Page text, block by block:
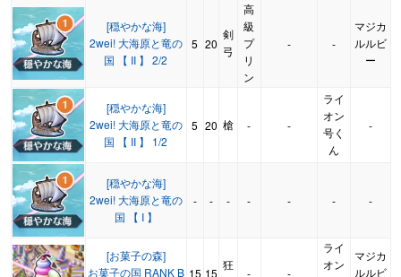
[穏やかな海]
2wei! 大海原と竜の
国 【 II 】 2/2
5 20
剣
弓
高
級
プ
リ
ン
- -
マジカ
ルルビ
ー
[穏やかな海]
2wei! 大海原と竜の
国 【 II 】 1/2
5 20 槍 - -
ライ
オン
号く
ん
-
[穏やかな海]
2wei! 大海原と竜の
国 【 I 】
- - - - - - -
[お菓子の森]
お菓子の国 RANK B 15 15
狂
- -
ライ
オン
マジカ
ルルビ